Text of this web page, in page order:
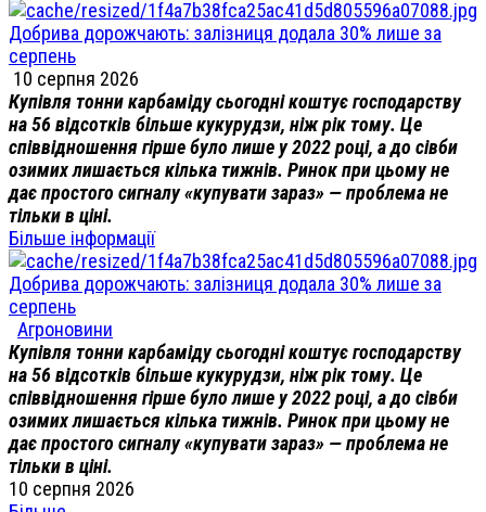
Добрива дорожчають: залізниця додала 30% лише за
серпень
10 серпня 2026
Купівля тонни карбаміду сьогодні коштує господарству
на 56 відсотків більше кукурудзи, ніж рік тому. Це
співвідношення гірше було лише у 2022 році, а до сівби
озимих лишається кілька тижнів. Ринок при цьому не
дає простого сигналу «купувати зараз» — проблема не
тільки в ціні.
Більше інформації
Добрива дорожчають: залізниця додала 30% лише за
серпень
Агроновини
Купівля тонни карбаміду сьогодні коштує господарству
на 56 відсотків більше кукурудзи, ніж рік тому. Це
співвідношення гірше було лише у 2022 році, а до сівби
озимих лишається кілька тижнів. Ринок при цьому не
дає простого сигналу «купувати зараз» — проблема не
тільки в ціні.
10 серпня 2026